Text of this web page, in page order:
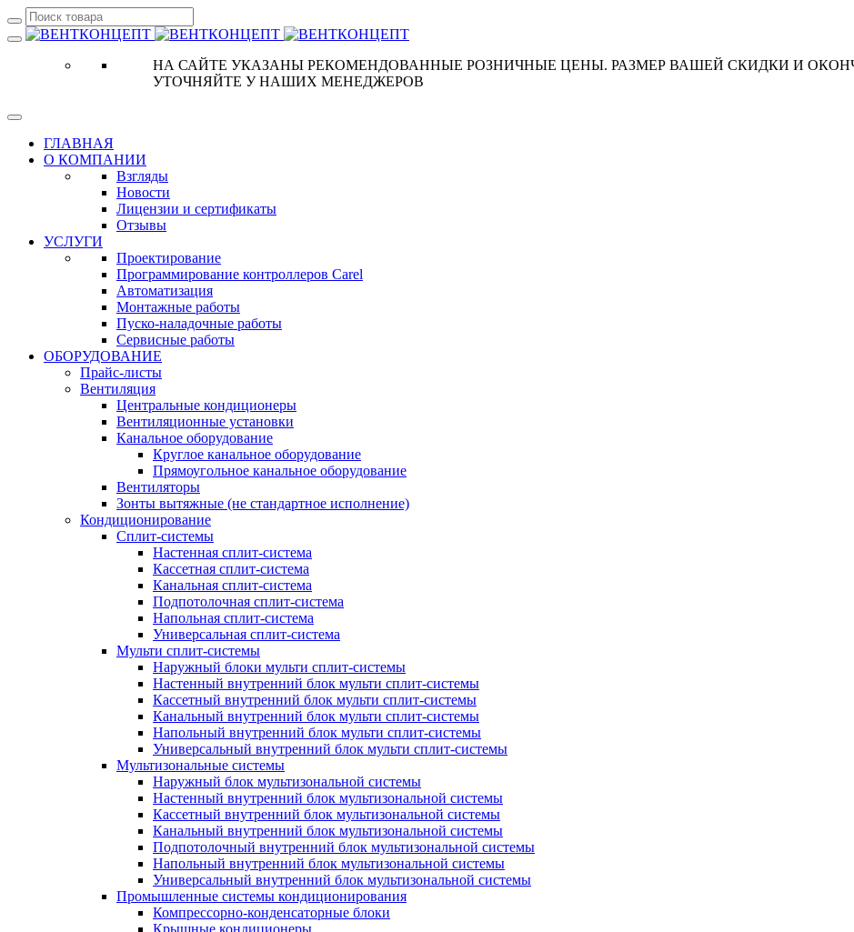
НА САЙТЕ УКАЗАНЫ РЕКОМЕНДОВАННЫЕ РОЗНИЧНЫЕ ЦЕНЫ. РАЗМЕР ВАШЕЙ СКИДКИ И
УТОЧНЯЙТЕ У НАШИХ МЕНЕДЖЕРОВ
ГЛАВНАЯ
О КОМПАНИИ
Взгляды
Новости
Лицензии и сертификаты
Отзывы
УСЛУГИ
Проектирование
Программирование контроллеров Carel
Автоматизация
Монтажные работы
Пуско-наладочные работы
Сервисные работы
ОБОРУДОВАНИЕ
Прайс-листы
Вентиляция
Центральные кондиционеры
Вентиляционные установки
Канальное оборудование
Круглое канальное оборудование
Прямоугольное канальное оборудование
Вентиляторы
Зонты вытяжные (не стандартное исполнение)
Кондиционирование
Сплит-системы
Настенная сплит-система
Кассетная сплит-система
Канальная сплит-система
Подпотолочная сплит-система
Напольная сплит-система
Универсальная сплит-система
Мульти сплит-системы
Наружный блоки мульти сплит-системы
Настенный внутренний блок мульти сплит-системы
Кассетный внутренний блок мульти сплит-системы
Канальный внутренний блок мульти сплит-системы
Напольный внутренний блок мульти сплит-системы
Универсальный внутренний блок мульти сплит-системы
Мультизональные системы
Наружный блок мультизональной системы
Настенный внутренний блок мультизональной системы
Кассетный внутренний блок мультизональной системы
Канальный внутренний блок мультизональной системы
Подпотолочный внутренний блок мультизональной системы
Напольный внутренний блок мультизональной системы
Универсальный внутренний блок мультизональной системы
Промышленные системы кондиционирования
Компрессорно-конденсаторные блоки
Крышные кондиционеры